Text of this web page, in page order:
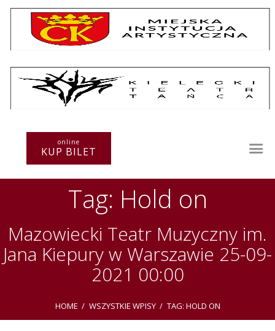
online
KUP BILET
Tag: Hold on
Mazowiecki Teatr Muzyczny im.
Jana Kiepury w Warszawie 25-09-
2021 00:00
HOME WSZYSTKIE WPISY TAG: HOLD ON
Repertuar
Warsztaty
Kurs instruktorski
Sprawozdania
Kontakt